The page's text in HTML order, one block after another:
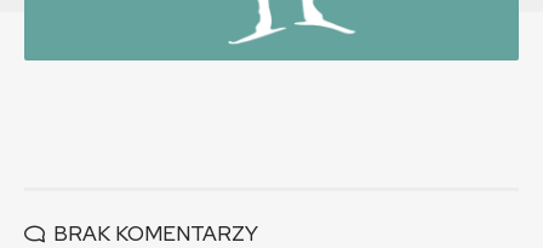
BRAK KOMENTARZY